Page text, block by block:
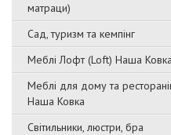
матраци)
Сад, туризм та кемпінг
Меблі Лофт (Loft) Наша Ковка
Меблі для дому та
Наша Ковка
Світильники, люстри, бра